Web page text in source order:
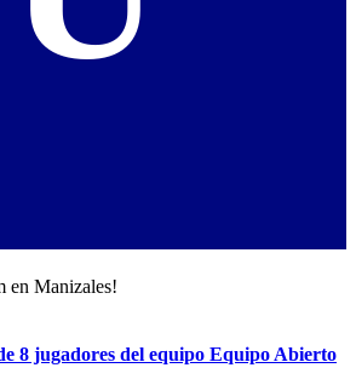
en Manizales!
8 jugadores del equipo Equipo Abierto